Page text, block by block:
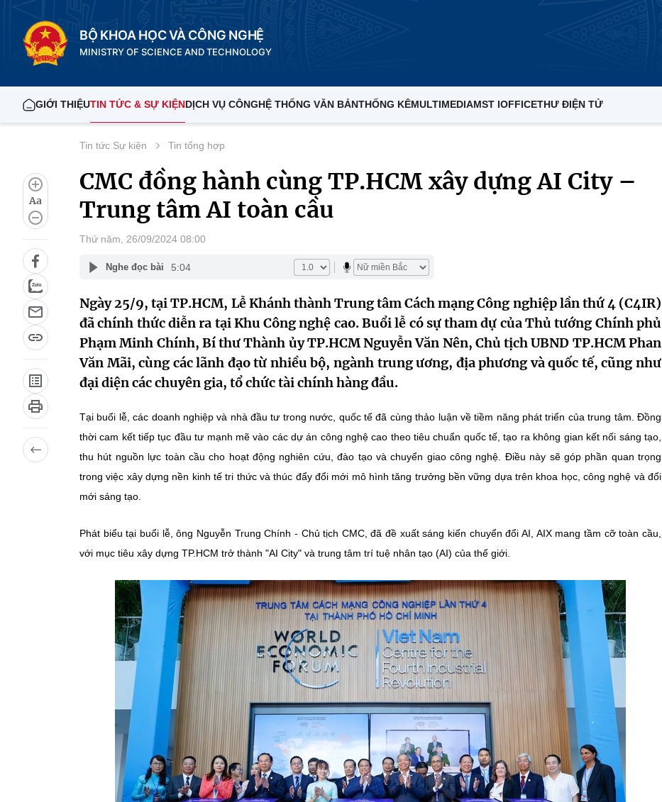
BỘ KHOA HỌC VÀ CÔNG NGHỆ
MINISTRY OF SCIENCE AND TECHNOLOGY
GIỚI THIỆUTIN TỨC & SỰ KIỆNDỊCH VỤ CÔNGHỆ THỐNG VĂN BẢNTHỐNG KÊMULTIMEDIAMST IOFFICETHƯ ĐIỆN TỬ
Aa
Tin tức Sự kiện Tin tổng hợp
CMC đồng hành cùng TP.HCM xây dựng AI City –
Trung tâm AI toàn cầu
Thứ năm, 26/09/2024 08:00
Nghe đọc bài 5:04
Ngày 25/9, tại TP.HCM, Lễ Khánh thành Trung tâm Cách mạng Công nghiệp lần thứ 4 (C4IR)
đã chính thức diễn ra tại Khu Công nghệ cao. Buổi lễ có sự tham dự của Thủ tướng Chính phủ
Phạm Minh Chính, Bí thư Thành ủy TP.HCM Nguyễn Văn Nên, Chủ tịch UBND TP.HCM Phan
Văn Mãi, cùng các lãnh đạo từ nhiều bộ, ngành trung ương, địa phương và quốc tế, cũng như
đại diện các chuyên gia, tổ chức tài chính hàng đầu.
Tại buổi lễ, các doanh nghiệp và nhà đầu tư trong nước, quốc tế đã cùng thảo luận về tiềm năng phát triển của trung tâm. Đồng
thời cam kết tiếp tục đầu tư mạnh mẽ vào các dự án công nghệ cao theo tiêu chuẩn quốc tế, tạo ra không gian kết nối sáng tạo,
thu hút nguồn lực toàn cầu cho hoạt động nghiên cứu, đào tạo và chuyển giao công nghệ. Điều này sẽ góp phần quan trọng
trong việc xây dựng nền kinh tế tri thức và thúc đẩy đổi mới mô hình tăng trưởng bền vững dựa trên khoa học, công nghệ và đổi
mới sáng tạo.
Phát biểu tại buổi lễ, ông Nguyễn Trung Chính - Chủ tịch CMC, đã đề xuất sáng kiến chuyển đổi AI, AIX mang tầm cỡ toàn cầu,
với mục tiêu xây dựng TP.HCM trở thành "AI City" và trung tâm trí tuệ nhân tạo (AI) của thế giới.